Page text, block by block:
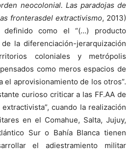
neocolonial. Las paradojas de
fronterasdel extractivismo, 2013)
como el “(…) producto
la diferenciación-jerarquización
coloniales y metrópolis
como meros espacios de
el aprovisionamiento de los otros”.
curioso criticar a las FF.AA de
cuando la realización
en el Comahue, Salta, Jujuy,
Sur o Bahía Blanca tienen
el adiestramiento militar